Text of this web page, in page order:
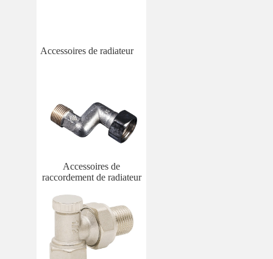
Accessoires de radiateur
Accessoires de
raccordement de radiateur